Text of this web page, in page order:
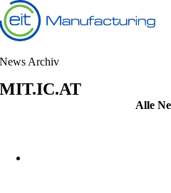
News Archiv
MIT.IC.AT
Alle